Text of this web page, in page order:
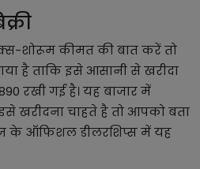
शोरूम कीमत की बात करें तो
है ताकि इसे आसानी से खरीदा
रखी गई है। यह बाजार में
चाहते है तो आपको बता
के ऑफिशल डीलरशिप्स में यह